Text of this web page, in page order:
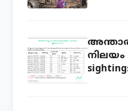
നിലയം